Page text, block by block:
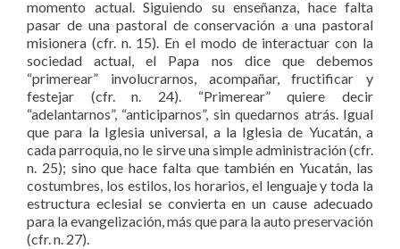
momento actual. Siguiendo su enseñanza, hace falta
pasar de una pastoral de conservación a una pastoral
misionera (cfr. n. 15). En el modo de interactuar con la
sociedad actual, el Papa nos dice que debemos
“primerear” involucrarnos, acompañar, fructificar y
festejar (cfr. n. 24). “Primerear” quiere decir
“adelantarnos”, “anticiparnos”, sin quedarnos atrás. Igual
que para la Iglesia universal, a la Iglesia de Yucatán, a
cada parroquia, no le sirve una simple administración (cfr.
n. 25); sino que hace falta que también en Yucatán, las
costumbres, los estilos, los horarios, el lenguaje y toda la
estructura eclesial se convierta en un cause adecuado
para la evangelización, más que para la auto preservación
(cfr. n. 27).